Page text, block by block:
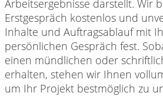
Arbeitsergebnisse darstellt. Wir
Erstgespräch kostenlos und
Inhalte und Auftragsablauf mit
persönlichen Gespräch fest.
einen mündlichen oder
erhalten, stehen wir Ihnen
um Ihr Projekt bestmöglich zu